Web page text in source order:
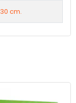
30 cm.